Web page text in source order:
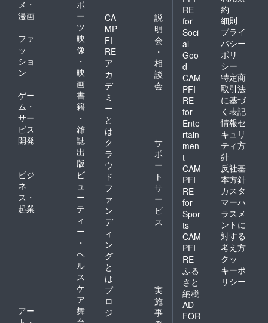
メ・
漫画
ポ
ー
ツ
ファ
ッ
ショ
ン
映
像
・
映
画
ゲー
ム・
サー
ビス
開発
書
籍
・
雑
誌
出
版
ビジ
ネ
ス・
起業
ビ
ュ
ー
テ
ィ
ー
・
ヘ
ル
ス
ケ
ア
アー
舞
CA
MP
FI
RE
ア
カ
デ
ミ
ー
と
は
説
明
会
・
相
談
会
ク
ラ
ウ
ド
フ
ァ
ン
デ
ィ
ン
グ
と
は
サ
ポ
ー
ト
サ
ー
ビ
ス
プ
ロ
ジ
実
施
事
RE
for
Soci
al
Goo
d
CAM
PFI
RE
for
Ente
rtain
men
t
CAM
PFI
RE
for
Spor
ts
CAM
PFI
RE
ふる
さと
納税
AD
FOR
約
細則
プライ
バシー
ポリ
シー
特定商
取引法
に基づ
く表記
情報セ
キュリ
ティ方
針
反社基
本方針
カスタ
マーハ
ラスメ
ントに
対する
考え方
クッ
キーポ
リシー